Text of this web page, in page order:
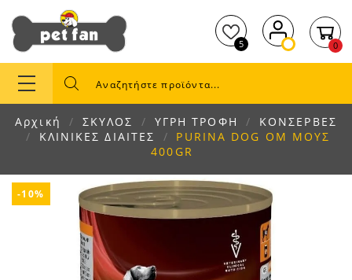
5 0
Αρχική ΣΚΥΛΟΣ ΥΓΡΗ ΤΡΟΦΗ
ΚΟΝΣΕΡΒΕΣ
ΚΛΙΝΙΚΕΣ ΔΙΑΙΤΕΣ
PURINA DOG OM ΜΟΥΣ
400GR
-10%